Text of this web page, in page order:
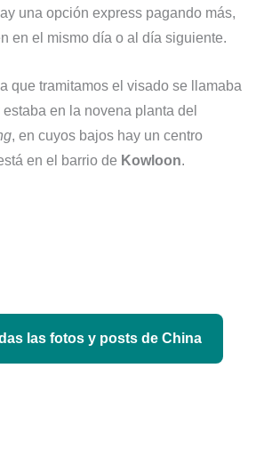
una opción express pagando más,
en el mismo día o al día siguiente.
que tramitamos el visado se llamaba
estaba en la novena planta del
, en cuyos bajos hay un centro
en el barrio de Kowloon.
las fotos y posts de China